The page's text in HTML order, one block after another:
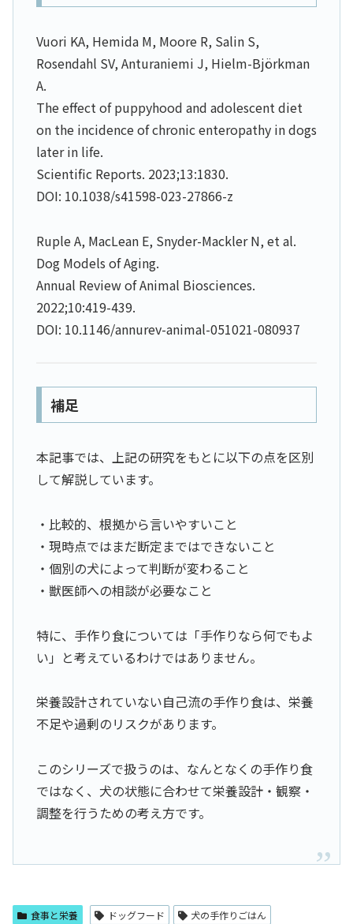
Vuori KA, Hemida M, Moore R, Salin S,
Rosendahl SV, Anturaniemi J, Hielm-Björkman
A.
The effect of puppyhood and adolescent diet
on the incidence of chronic enteropathy in dogs
later in life.
Scientific Reports. 2023;13:1830.
DOI: 10.1038/s41598-023-27866-z
Ruple A, MacLean E, Snyder-Mackler N, et al.
Dog Models of Aging.
Annual Review of Animal Biosciences.
2022;10:419-439.
DOI: 10.1146/annurev-animal-051021-080937
補足
本記事では、上記の研究をもとに以下の点を区別
して解説しています。
・比較的、根拠から言いやすいこと
・現時点ではまだ断定まではできないこと
・個別の犬によって判断が変わること
・獣医師への相談が必要なこと
特に、手作り食については「手作りなら何でもよ
い」と考えているわけではありません。
栄養設計されていない自己流の手作り食は、栄養
不足や過剰のリスクがあります。
このシリーズで扱うのは、なんとなくの手作り食
ではなく、犬の状態に合わせて栄養設計・観察・
調整を行うための考え方です。
食事と栄養 ドッグフード
犬の手作りごはん